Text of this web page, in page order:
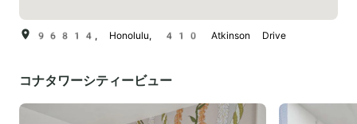
96814, Honolulu, 410 Atkinson Drive
コナタワーシティービュー